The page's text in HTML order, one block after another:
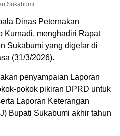
Sukabumi
Dinas Peternakan
Kurnadi, menghadiri Rapat
Sukabumi yang digelar di
(31/3/2026).
penyampaian Laporan
pokok pikiran DPRD untuk
Laporan Keterangan
Bupati Sukabumi akhir tahun